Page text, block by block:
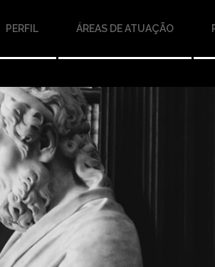
PERFIL ÁREAS DE ATUAÇÃO